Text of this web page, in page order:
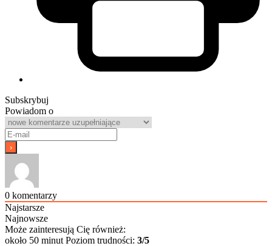
Subskrybuj
Powiadom o
0 komentarzy
Najstarsze
Najnowsze
Może zainteresują Cię również:
około 50 minut Poziom trudności: 3/5